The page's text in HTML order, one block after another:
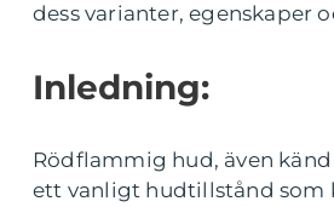
dess varianter, egenskaper
Inledning:
Rödflammig hud, även
ett vanligt hudtillstånd som